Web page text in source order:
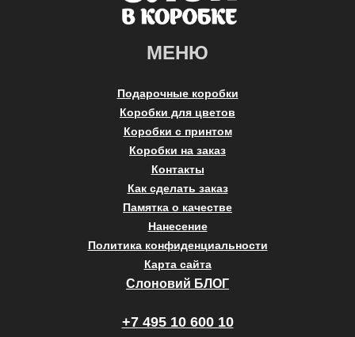
МЕНЮ
Подарочные коробки
Коробки для цветов
Коробки с принтом
Коробки на заказ
Контакты
Как сделать заказ
Памятка о качестве
Нанесение
Политика конфиденциальности
Карта сайта
Слоновий БЛОГ
+7 495 10 600 10